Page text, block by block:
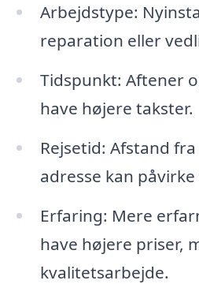
Arbejdstype:
reparation eller
Tidspunkt: Aftener
have højere takster.
Rejsetid: Afstand
adresse kan
Erfaring: Mere
have højere priser,
kvalitetsarbejde.